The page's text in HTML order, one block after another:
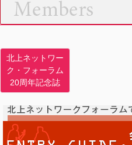
北上ネットワー
ク・フォーラム
20周年記念誌